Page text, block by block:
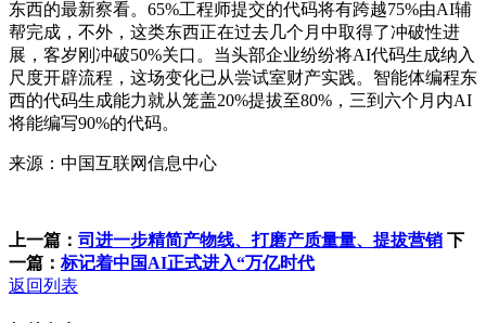
东西的最新察看。65%工程师提交的代码将有跨越75%由AI辅
帮完成，不外，这类东西正在过去几个月中取得了冲破性进
展，客岁刚冲破50%关口。当头部企业纷纷将AI代码生成纳入
尺度开辟流程，这场变化已从尝试室财产实践。智能体编程东
西的代码生成能力就从笼盖20%提拔至80%，三到六个月内AI
将能编写90%的代码。
来源：中国互联网信息中心
上一篇： 司进一步精简产物线、打磨产质量量、提拔营销 下
一篇： 标记着中国AI正式进入“万亿时代
返回列表